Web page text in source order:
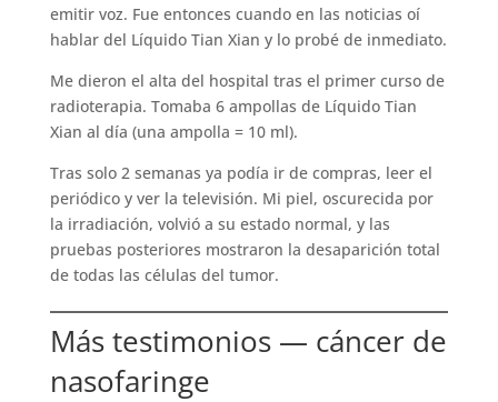
emitir voz. Fue entonces cuando en las noticias oí
hablar del Líquido Tian Xian y lo probé de inmediato.
Me dieron el alta del hospital tras el primer curso de
radioterapia. Tomaba 6 ampollas de Líquido Tian
Xian al día (una ampolla = 10 ml).
Tras solo 2 semanas ya podía ir de compras, leer el
periódico y ver la televisión. Mi piel, oscurecida por
la irradiación, volvió a su estado normal, y las
pruebas posteriores mostraron la desaparición total
de todas las células del tumor.
Más testimonios — cáncer de
nasofaringe